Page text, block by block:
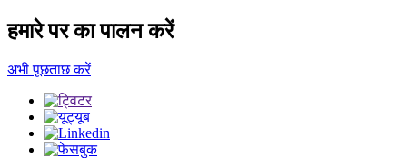
हमारे पर का पालन करें
अभी पूछताछ करें